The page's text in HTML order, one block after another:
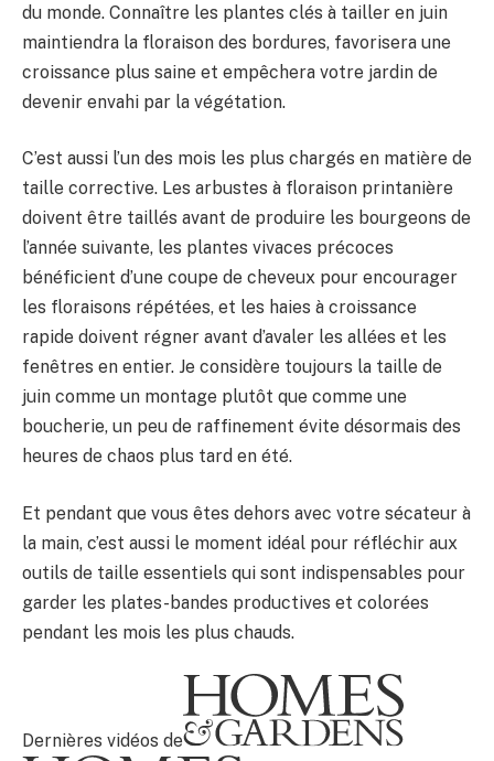
du monde. Connaître les plantes clés à tailler en juin
maintiendra la floraison des bordures, favorisera une
croissance plus saine et empêchera votre jardin de
devenir envahi par la végétation.
C’est aussi l’un des mois les plus chargés en matière de
taille corrective. Les arbustes à floraison printanière
doivent être taillés avant de produire les bourgeons de
l’année suivante, les plantes vivaces précoces
bénéficient d’une coupe de cheveux pour encourager
les floraisons répétées, et les haies à croissance
rapide doivent régner avant d’avaler les allées et les
fenêtres en entier. Je considère toujours la taille de
juin comme un montage plutôt que comme une
boucherie, un peu de raffinement évite désormais des
heures de chaos plus tard en été.
Et pendant que vous êtes dehors avec votre sécateur à
la main, c’est aussi le moment idéal pour réfléchir aux
outils de taille essentiels qui sont indispensables pour
garder les plates-bandes productives et colorées
pendant les mois les plus chauds.
Dernières vidéos de